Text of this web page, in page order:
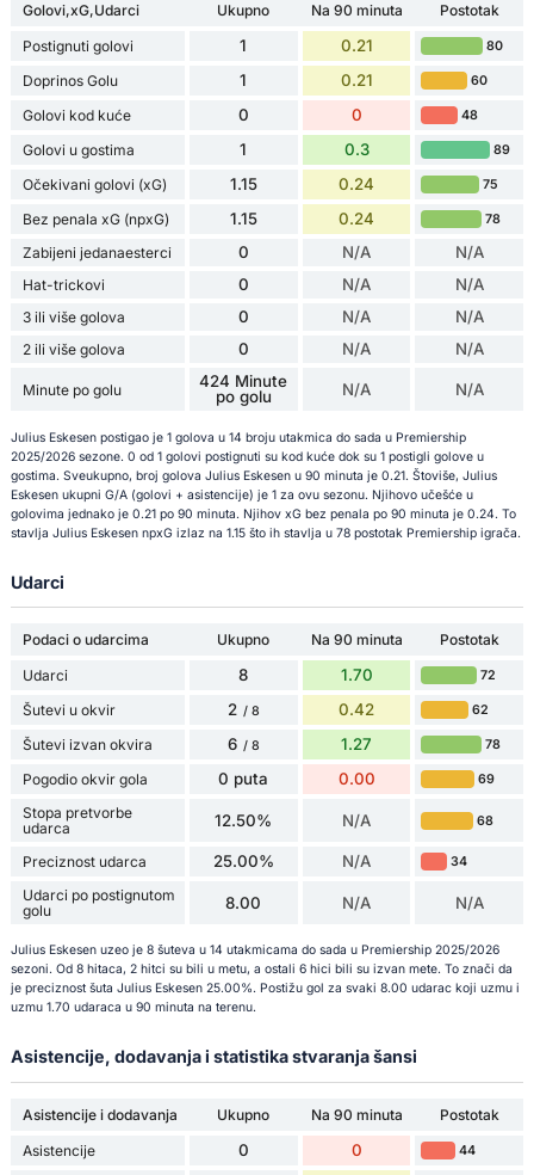
Golovi,xG,Udarci Ukupno Na 90 minuta
Postotak
Postignuti golovi
1 0.21 80
Doprinos Golu 1 0.21 60
Golovi kod kuće 0 0 48
Golovi u gostima 1 0.3 89
Očekivani golovi (xG) 1.15 0.24 75
Bez penala xG (npxG) 1.15 0.24 78
Zabijeni jedanaesterci 0 N/A N/A
Hat-trickovi 0 N/A N/A
3 ili više golova 0 N/A N/A
2 ili više golova 0 N/A N/A
Minute po golu
424 Minute
po golu
N/A N/A
Julius Eskesen postigao je 1 golova u 14 broju utakmica do sada u Premiership
2025/2026 sezone. 0 od 1 golovi postignuti su kod kuće dok su 1 postigli golove u
gostima. Sveukupno, broj golova Julius Eskesen u 90 minuta je 0.21. Štoviše, Julius
Eskesen ukupni G/A (golovi + asistencije) je 1 za ovu sezonu. Njihovo učešće u
golovima jednako je 0.21 po 90 minuta. Njihov xG bez penala po 90 minuta je 0.24. To
stavlja Julius Eskesen npxG izlaz na 1.15 što ih stavlja u 78 postotak Premiership igrača.
Udarci
Podaci o udarcima Ukupno Na 90 minuta
Postotak
Udarci
8 1.70 72
Šutevi u okvir 2 / 8 0.42 62
Šutevi izvan okvira 6 / 8 1.27 78
Pogodio okvir gola 0 puta 0.00 69
Stopa pretvorbe
udarca
12.50% N/A 68
Preciznost udarca 25.00% N/A 34
Udarci po postignutom
golu
8.00 N/A N/A
Julius Eskesen uzeo je 8 šuteva u 14 utakmicama do sada u Premiership 2025/2026
sezoni. Od 8 hitaca, 2 hitci su bili u metu, a ostali 6 hici bili su izvan mete. To znači da
je preciznost šuta Julius Eskesen 25.00%. Postižu gol za svaki 8.00 udarac koji uzmu i
uzmu 1.70 udaraca u 90 minuta na terenu.
Asistencije, dodavanja i statistika stvaranja šansi
Asistencije i dodavanja Ukupno Na 90 minuta
Postotak
Asistencije
0 0 44